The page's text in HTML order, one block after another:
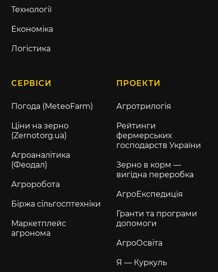
Технології
Економіка
Логістика
СЕРВІСИ
Погода (MeteoFarm)
Ціни на зерно
(Zernotorg.ua)
Агроаналітика
(Феодал)
Агроробота
Біржа сільгосптехніки
Маркетплейс
агронома
ПРОЕКТИ
Агротрилогія
Рейтинги
фермерських
господарств України
Зерно в корм —
вигідна переробка
АгроЕкспедиція
Гранти та програми
допомоги
АгроОсвіта
Я — Куркуль